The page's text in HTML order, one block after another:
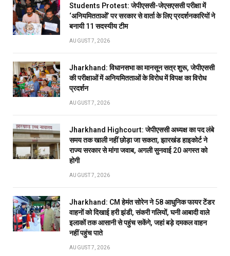
Students Protest: जेपीएससी-जेएसएससी परीक्षा में
‘अनियमितताओं’ पर सरकार से वार्ता के लिए प्रदर्शनकारियों ने
बनायी 11 सदस्यीय टीम
AUGUST 7, 2026
Jharkhand: विधानसभा का मानसून सत्र शुरू, जेपीएससी
की परीक्षाओं में अनियमितताओं के विरोध में विपक्ष का विरोध
प्रदर्शन
AUGUST 7, 2026
Jharkhand Highcourt: जेपीएससी अध्यक्ष का पद लंबे
समय तक खाली नहीं छोड़ा जा सकता, झारखंड हाइकोर्ट ने
राज्य सरकार से मांगा जवाब, अगली सुनवाई 20 अगस्त को
होगी
AUGUST 7, 2026
Jharkhand: CM हेमंत सोरेन ने 58 आधुनिक फायर टेंडर
वाहनों को दिखाई हरी झंडी, संकरी गलियों, घनी आबादी वाले
इलाकों तक आसानी से पहुंच सकेंगे, जहां बड़े दमकल वाहन
नहीं पहुंच पाते
AUGUST 7, 2026